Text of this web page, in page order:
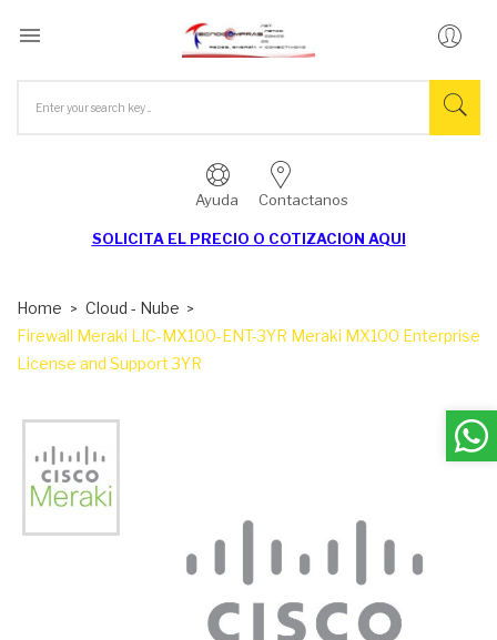

Ayuda Contactanos
SOLICITA EL PRECIO O COTIZACION AQUI
Home
Cloud - Nube
Firewall Meraki LIC-MX100-ENT-3YR Meraki MX100 Enterprise
License and Support 3YR